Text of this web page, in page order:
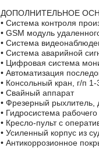
ДОПОЛНИТЕЛЬНОЕ
• Система контроля
• GSM модуль
• Система
• Система аварийной
• Цифровая система
• Автоматизация
• Консольный кран, г/п 1-
• Свайный аппарат
• Фрезерный
• Гидросистема
• Кресло-пульт с
• Усиленный корпус из
• Антикоррозионное